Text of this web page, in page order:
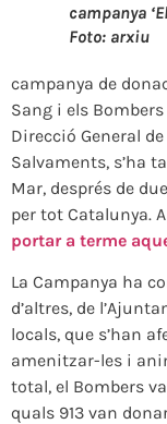
campanya
Foto: arxiu
campanya de
Sang i els
Direcció General
Salvaments, s’ha
Mar, després de
per tot Catalunya.
portar a terme
La Campanya ha
d’altres, de
locals, que s’han
amenitzar-les i
total, el Bombers
quals 913 van